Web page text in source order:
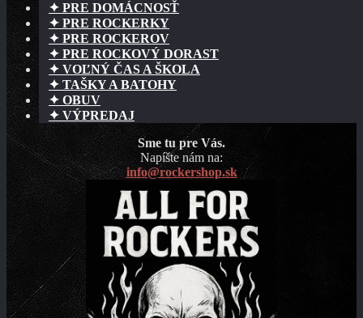
✦ PRE DOMÁCNOSŤ
✦ PRE ROCKERKY
✦ PRE ROCKEROV
✦ PRE ROCKOVÝ DORAST
✦ VOĽNÝ ČAS A ŠKOLA
✦ TAŠKY A BATOHY
✦ OBUV
✦ VÝPREDAJ
Sme tu pre Vás.
Napíšte nám na:
info@rockershop.sk